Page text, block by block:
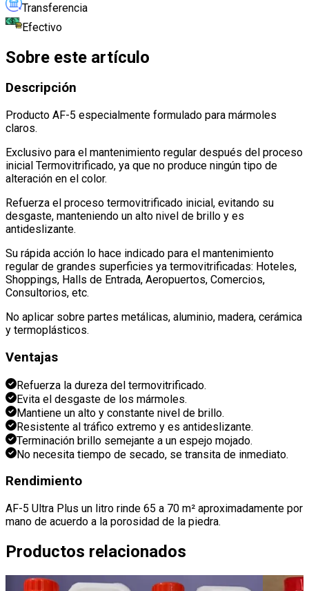
Transferencia
Efectivo
Sobre este artículo
Descripción
Producto AF-5 especialmente formulado para mármoles
claros.
Exclusivo para el mantenimiento regular después del proceso
inicial Termovitrificado, ya que no produce ningún tipo de
alteración en el color.
Refuerza el proceso termovitrificado inicial, evitando su
desgaste, manteniendo un alto nivel de brillo y es
antideslizante.
Su rápida acción lo hace indicado para el mantenimiento
regular de grandes superficies ya termovitrificadas: Hoteles,
Shoppings, Halls de Entrada, Aeropuertos, Comercios,
Consultorios, etc.
No aplicar sobre partes metálicas, aluminio, madera, cerámica
y termoplásticos.
Ventajas
Refuerza la dureza del termovitrificado.
Evita el desgaste de los mármoles.
Mantiene un alto y constante nivel de brillo.
Resistente al tráfico extremo y es antideslizante.
Terminación brillo semejante a un espejo mojado.
No necesita tiempo de secado, se transita de inmediato.
Rendimiento
AF-5 Ultra Plus un litro rinde 65 a 70 m² aproximadamente por
mano de acuerdo a la porosidad de la piedra.
Productos relacionados